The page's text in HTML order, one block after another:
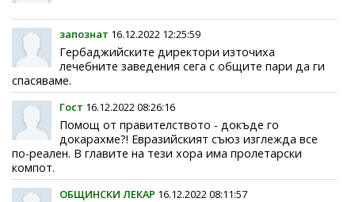
запознат 16.12.2022 12:25:59
Гербаджийските директори източиха
лечебните заведения сега с общите пари да ги
спасяваме.
Гост 16.12.2022 08:26:16
Помощ от правителството - докъде го
докарахме?! Евразийският съюз изглежда все
по-реален. В главите на тези хора има пролетарски
компот.
ОБЩИНСКИ ЛЕКАР 16.12.2022 08:11:57